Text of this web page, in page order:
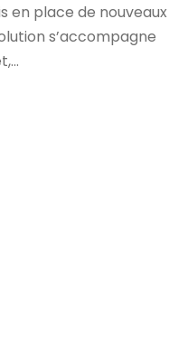
en place de nouveaux
s’accompagne